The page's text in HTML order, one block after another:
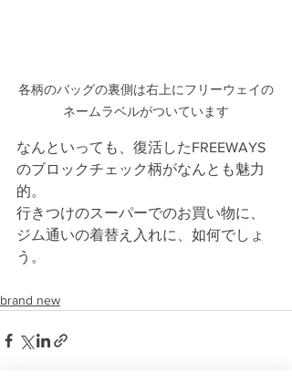
各柄のバッグの裏側は右上にフリーウェイの
ネームラベルがついています
なんといっても、復活したFREEWAYS
のブロックチェック柄がなんとも魅力
的。
行きつけのスーパーでのお買い物に、
ジム通いの着替え入れに、如何でしょ
う。
brand new